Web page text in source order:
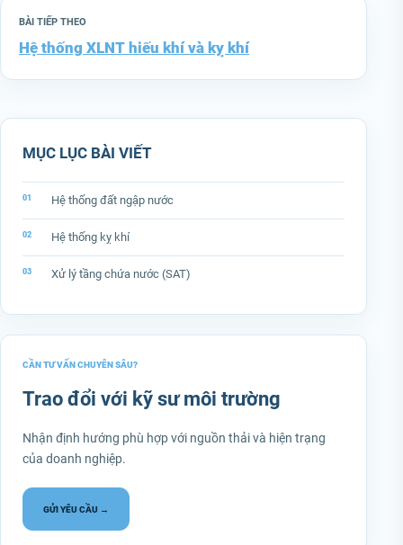
BÀI TIẾP THEO
Hệ thống XLNT hiếu khí và kỵ khí
MỤC LỤC BÀI VIẾT
Hệ thống đất ngập nước
Hệ thống kỵ khí
Xử lý tầng chứa nước (SAT)
CẦN TƯ VẤN CHUYÊN SÂU?
Trao đổi với kỹ sư môi trường
Nhận định hướng phù hợp với nguồn thải và hiện trạng
của doanh nghiệp.
GỬI YÊU CẦU →